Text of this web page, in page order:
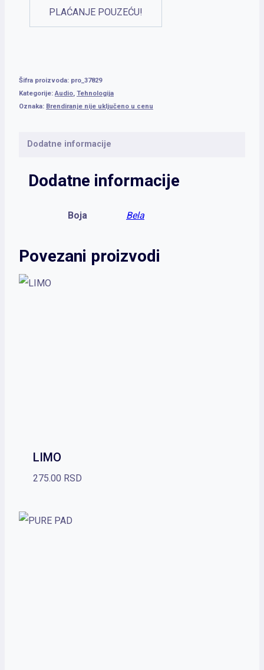
PLAĆANJE POUZEĆU!
Šifra proizvoda: pro_37829
Kategorije:Audio, Tehnologija
Oznaka: Brendiranje nije uključeno u cenu
Dodatne informacije
Dodatne informacije
Boja Bela
Povezani proizvodi
LIMO
275.00 RSD